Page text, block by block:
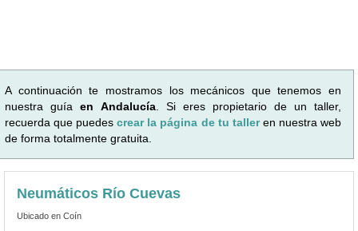
A continuación te mostramos los mecánicos que tenemos en
nuestra guía en Andalucía . Si eres propietario de un taller,
recuerda que puedescrear la página de tu talleren nuestra web
de forma totalmente gratuita.
Neumáticos Río Cuevas
Ubicado en Coín